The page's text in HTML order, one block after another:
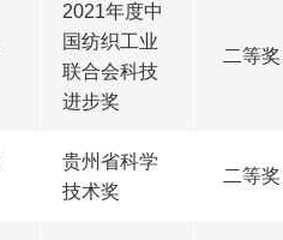
2021年度中
国纺织工业
联合会科技
进步奖
二等奖
贵州省科学
技术奖
二等奖